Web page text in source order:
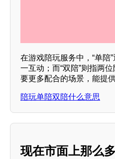
在游戏陪玩服务中，“单陪
一互动；而“双陪”则指两
要更多配合的场景，能提
陪玩单陪双陪什么意思
现在市面上那么